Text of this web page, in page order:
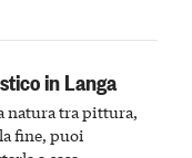
in Langa
natura tra pittura,
fine, puoi